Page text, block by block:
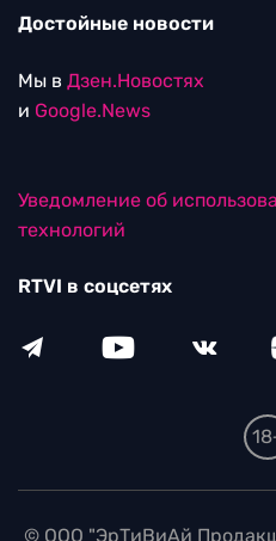
Достойные новости
Мы в Дзен.Новостях
и Google.News
Уведомление об
технологий
RTVI в соцсетях
© ООО "ЭрТиВиАй